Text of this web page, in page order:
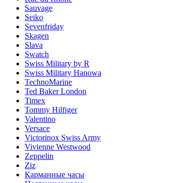
Sauvage
Seiko
Sevenfriday
Skagen
Slava
Swatch
Swiss Military by R
Swiss Military Hanowa
TechnoMarine
Ted Baker London
Timex
Tommy Hilfiger
Valentino
Versace
Victorinox Swiss Army
Vivienne Westwood
Zeppelin
Ziz
Карманные часы